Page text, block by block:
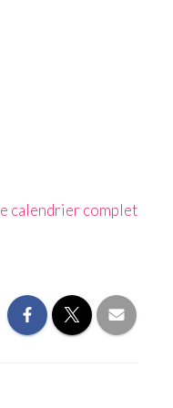
calendrier complet